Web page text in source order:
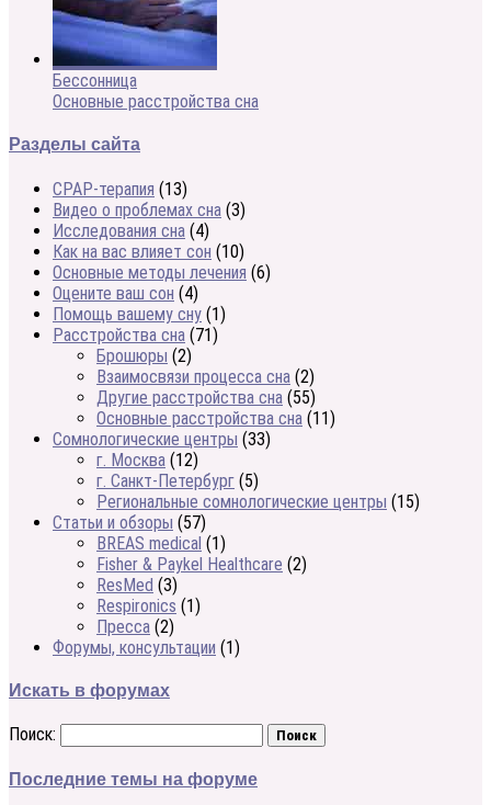
Бессонница
Основные расстройства сна
Разделы сайта
CPAP-терапия (13)
Видео о проблемах сна (3)
Исследования сна (4)
Как на вас влияет сон (10)
Основные методы лечения (6)
Оцените ваш сон (4)
Помощь вашему сну (1)
Расстройства сна (71)
Брошюры (2)
Взаимосвязи процесса сна (2)
Другие расстройства сна (55)
Основные расстройства сна (11)
Сомнологические центры (33)
г. Москва (12)
г. Санкт-Петербург (5)
Региональные сомнологические центры (15)
Статьи и обзоры (57)
BREAS medical (1)
Fisher & Paykel Healthcare (2)
ResMed (3)
Respironics (1)
Пресса (2)
Форумы, консультации (1)
Искать в форумах
Поиск:
Последние темы на форуме